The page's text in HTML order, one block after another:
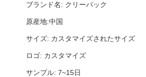
ブランド名: クリーパック
原産地:中国
サイズ: カスタマイズされたサイズ
ロゴ: カスタマイズ
サンプル: 7~15日